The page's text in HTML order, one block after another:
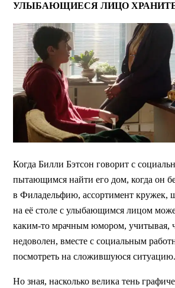
УЛЫБАЮЩИЕСЯ ЛИЦО
Когда Билли Бэтсон говорит с
пытающимся найти его дом, когда он
в Филадельфию, ассортимент кружек,
на её столе с улыбающимся лицом
каким-то мрачным юмором, учитывая,
недоволен, вместе с социальным
посмотреть на сложившуюся ситуацию.
Но зная, насколько велика тень